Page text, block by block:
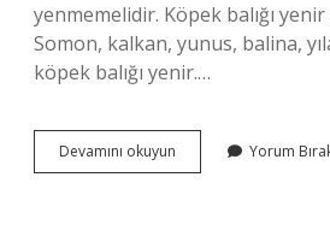
yenmemelidir. Köpek balığı
Somon, kalkan, yunus, balina,
köpek balığı yenir.…
Devamını okuyun
Balığı
Yorum